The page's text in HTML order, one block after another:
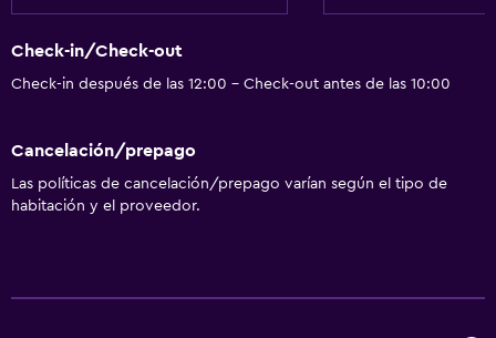
Check-in/Check-out
Check-in después de las 12:00 - Check-out antes de las 10:00
Cancelación/prepago
Las políticas de cancelación/prepago varían según el tipo de
habitación y el proveedor.